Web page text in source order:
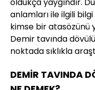
anlamları ile ilgili
kimse bir atasözünü
Demir tavında
noktada sıklıkla
DEMİR TAVINDA